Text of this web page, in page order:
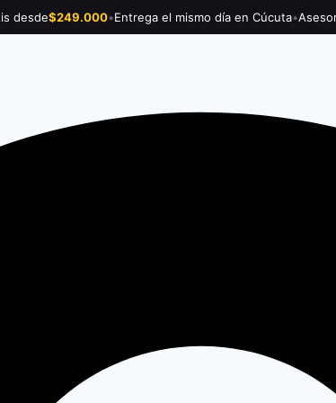
desde$249.000•Entrega el mismo día en Cúcuta•